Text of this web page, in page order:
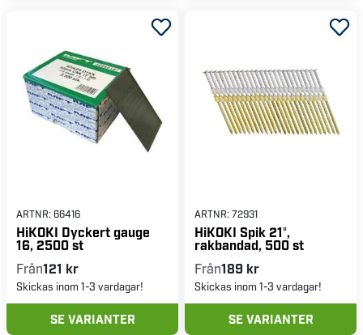
ARTNR: 66416
HiKOKI Dyckert gauge
16, 2500 st
Från121 kr
Skickas inom 1-3 vardagar!
SE VARIANTER
ARTNR: 72931
HiKOKI Spik 21°,
rakbandad, 500 st
Från189 kr
Skickas inom 1-3 vardagar!
SE VARIANTER